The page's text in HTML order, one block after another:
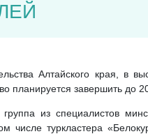
Алтайского края, в
планируется завершить до
из специалистов
числе туркластера